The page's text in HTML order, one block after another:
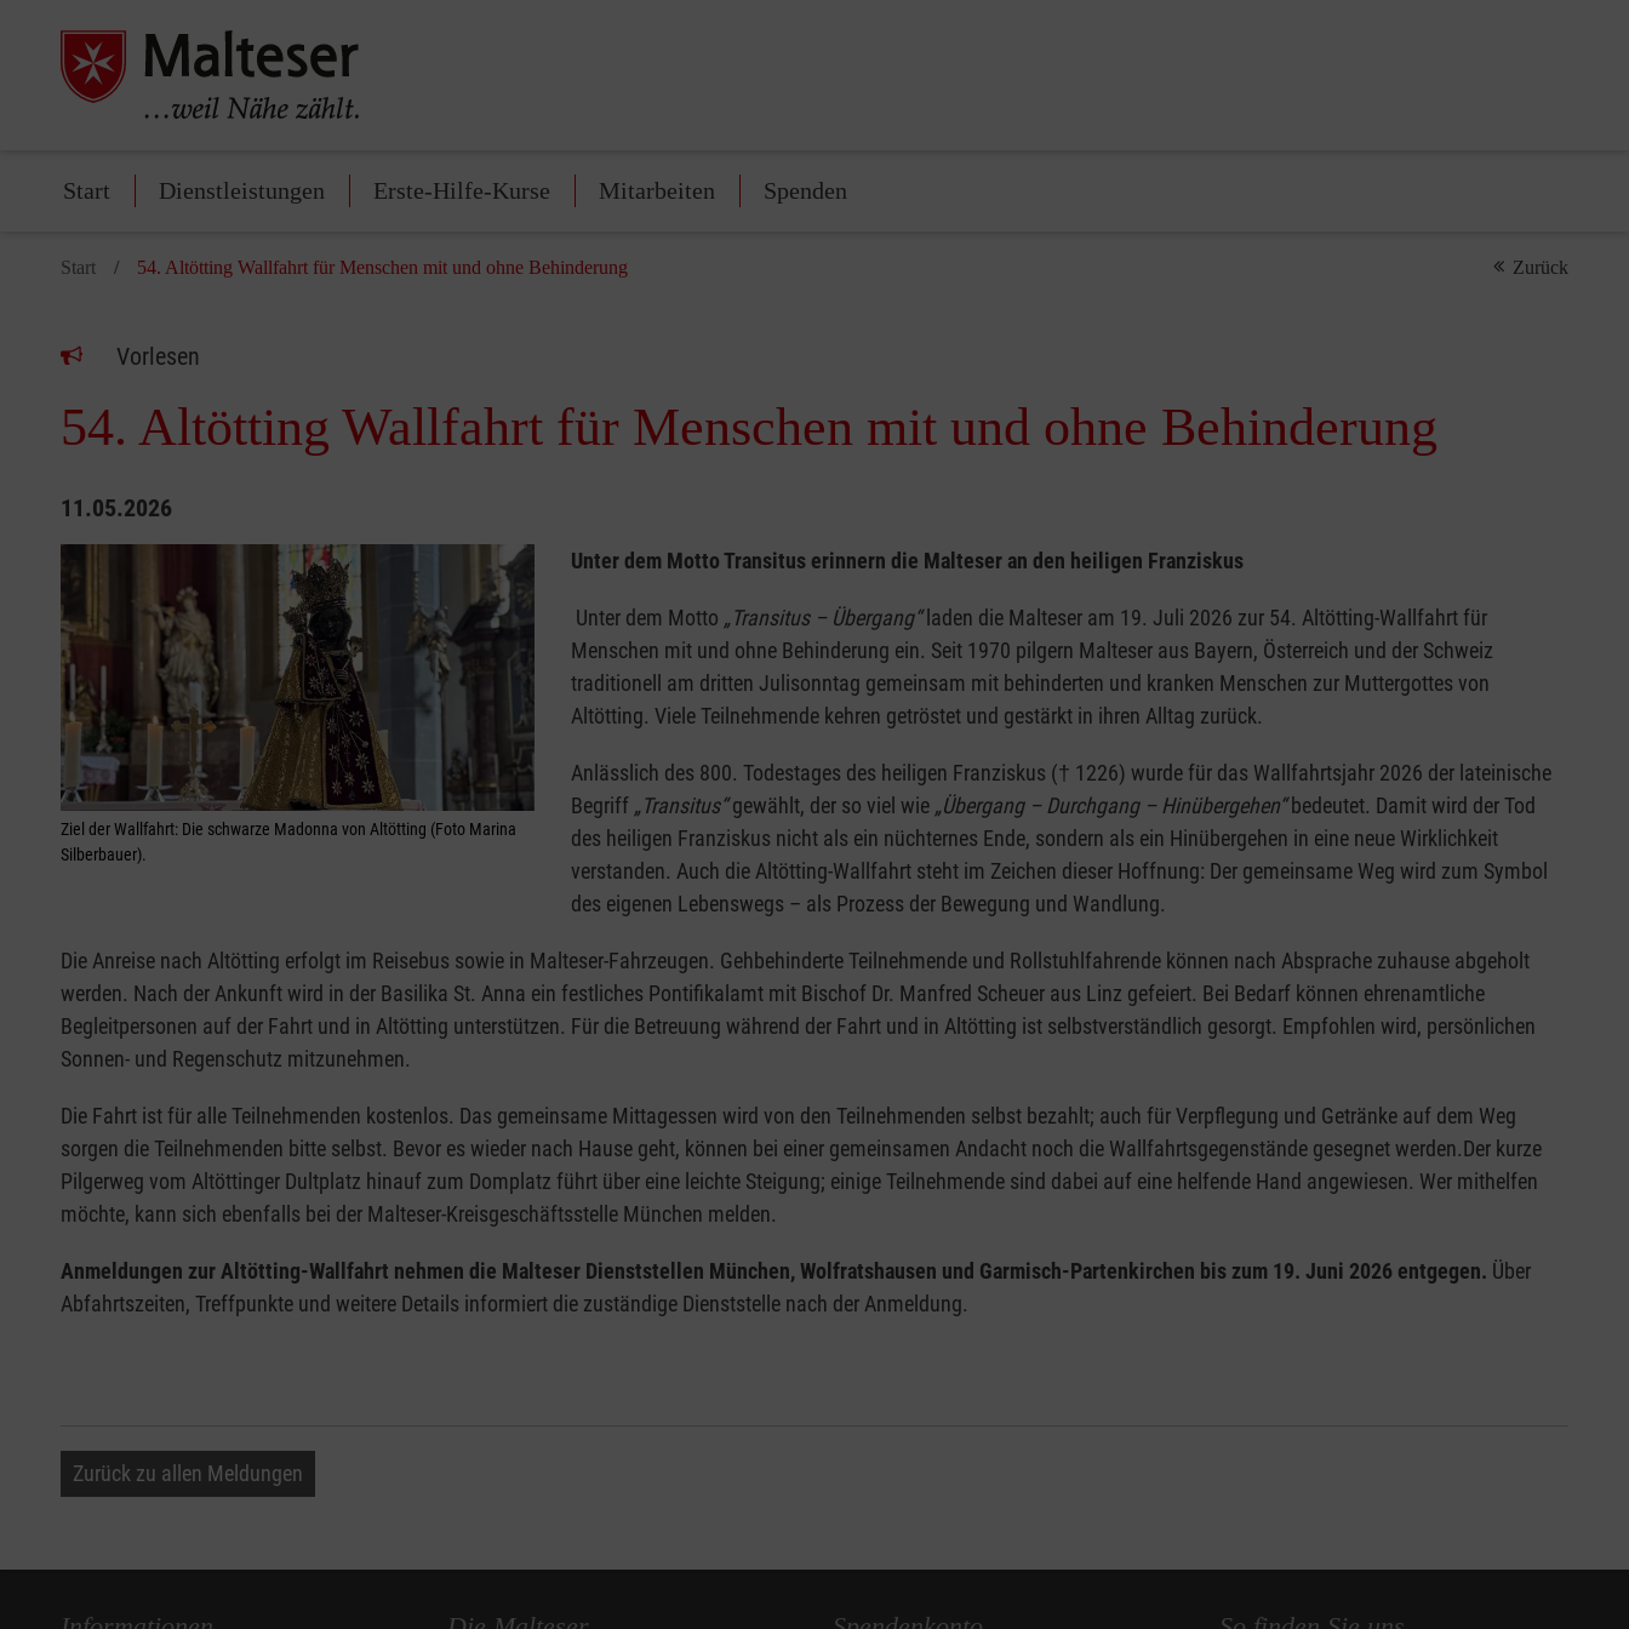
Start Dienstleistungen Erste-Hilfe-Kurse Mitarbeiten Spenden
Start 54. Altötting Wallfahrt für Menschen mit und ohne Behinderung Zurück
Vorlesen
54. Altötting Wallfahrt für Menschen mit und ohne Behinderung
11.05.2026
Ziel der Wallfahrt: Die schwarze Madonna von Altötting (Foto Marina
Silberbauer).
Unter dem Motto Transitus erinnern die Malteser an den heiligen Franziskus
Unter dem Motto „Transitus – Übergang“laden die Malteser am 19. Juli 2026 zur 54. Altötting-Wallfahrt für
Menschen mit und ohne Behinderung ein. Seit 1970 pilgern Malteser aus Bayern, Österreich und der Schweiz
traditionell am dritten Julisonntag gemeinsam mit behinderten und kranken Menschen zur Muttergottes von
Altötting. Viele Teilnehmende kehren getröstet und gestärkt in ihren Alltag zurück.
Anlässlich des 800. Todestages des heiligen Franziskus († 1226) wurde für das Wallfahrtsjahr 2026 der lateinische
Begriff „Transitus“gewählt, der so viel wie „Übergang – Durchgang – Hinübergehen“bedeutet. Damit wird der Tod
des heiligen Franziskus nicht als ein nüchternes Ende, sondern als ein Hinübergehen in eine neue Wirklichkeit
verstanden. Auch die Altötting-Wallfahrt steht im Zeichen dieser Hoffnung: Der gemeinsame Weg wird zum Symbol
des eigenen Lebenswegs – als Prozess der Bewegung und Wandlung.
Die Anreise nach Altötting erfolgt im Reisebus sowie in Malteser-Fahrzeugen. Gehbehinderte Teilnehmende und Rollstuhlfahrende können nach Absprache zuhause abgeholt
werden. Nach der Ankunft wird in der Basilika St. Anna ein festliches Pontifikalamt mit Bischof Dr. Manfred Scheuer aus Linz gefeiert. Bei Bedarf können ehrenamtliche
Begleitpersonen auf der Fahrt und in Altötting unterstützen. Für die Betreuung während der Fahrt und in Altötting ist selbstverständlich gesorgt. Empfohlen wird, persönlichen
Sonnen- und Regenschutz mitzunehmen.
Die Fahrt ist für alle Teilnehmenden kostenlos. Das gemeinsame Mittagessen wird von den Teilnehmenden selbst bezahlt; auch für Verpflegung und Getränke auf dem Weg
sorgen die Teilnehmenden bitte selbst. Bevor es wieder nach Hause geht, können bei einer gemeinsamen Andacht noch die Wallfahrtsgegenstände gesegnet werden.Der kurze
Pilgerweg vom Altöttinger Dultplatz hinauf zum Domplatz führt über eine leichte Steigung; einige Teilnehmende sind dabei auf eine helfende Hand angewiesen. Wer mithelfen
möchte, kann sich ebenfalls bei der Malteser-Kreisgeschäftsstelle München melden.
Anmeldungen zur Altötting-Wallfahrt nehmen die Malteser Dienststellen München, Wolfratshausen und Garmisch-Partenkirchen bis zum 19. Juni 2026 entgegen. Über
Abfahrtszeiten, Treffpunkte und weitere Details informiert die zuständige Dienststelle nach der Anmeldung.
Zurück zu allen Meldungen